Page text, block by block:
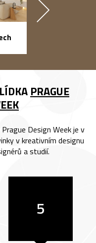
PRAGUE
Design Week je v
v kreativním designu
a studií.
5